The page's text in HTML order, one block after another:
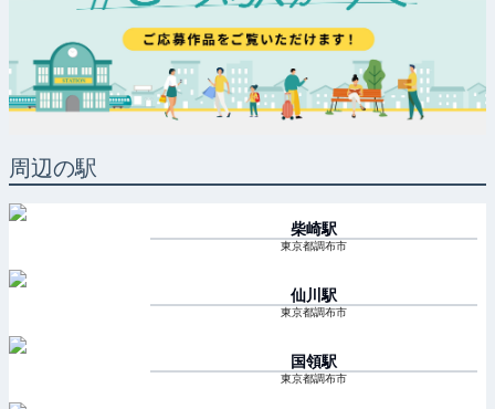
周辺の駅
柴崎駅
東京都調布市
仙川 駅
東京都調布市
国領駅
東京都調布市